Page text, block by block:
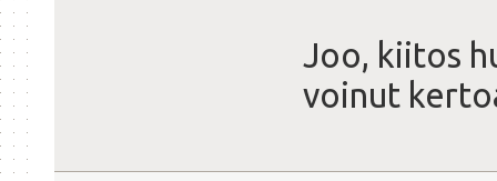
Joo, kiitos
voinut